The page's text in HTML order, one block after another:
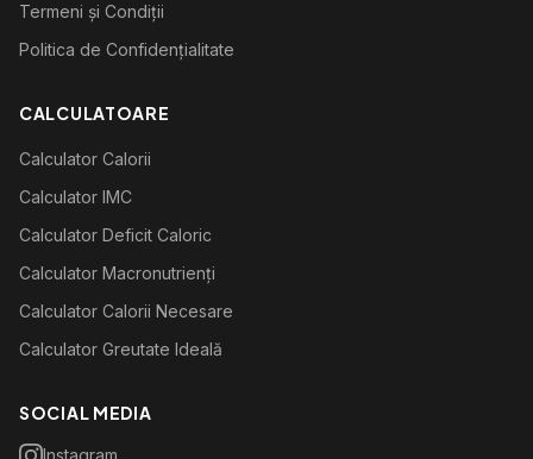
Termeni și Condiții
Politica de Confidențialitate
CALCULATOARE
Calculator Calorii
Calculator IMC
Calculator Deficit Caloric
Calculator Macronutrienți
Calculator Calorii Necesare
Calculator Greutate Ideală
SOCIAL MEDIA
Instagram